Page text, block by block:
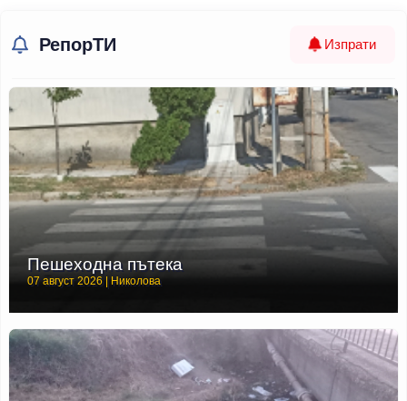
РепорТИ Изпрати
Пешеходна пътека
07 август 2026 | Николова